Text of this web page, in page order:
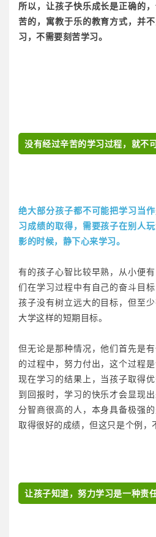
所以，让孩子快乐成长是正确的
苦的，寓教于乐的教育方式，并
习，不需要刻苦学习。
没有经过辛苦的学习过程，就不
绝大部分孩子都不可能把学习当
习成绩的取得，需要孩子在别人
影的时候，静下心来学习。
有的孩子心智比较早熟，从小便
们在学习过程中有自己的奋斗目
孩子没有树立远大的目标，但至
大学这样的短期目标。
但无论是那种情况，他们首先是
的过程中，努力付出，这个过程
现在学习的结果上，当孩子取得
到回报时，学习的快乐才会显现
分智商很高的人，本身具备极强
取得很好的成绩，但这只是个例，
让孩子知道，努力学习是一种责